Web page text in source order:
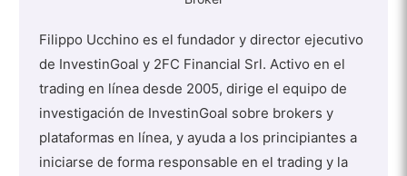
Filippo Ucchino es el fundador y director ejecutivo
de InvestinGoal y 2FC Financial Srl. Activo en el
trading en línea desde 2005, dirige el equipo de
investigación de InvestinGoal sobre brokers y
plataformas en línea, y ayuda a los principiantes a
iniciarse de forma responsable en el trading y la